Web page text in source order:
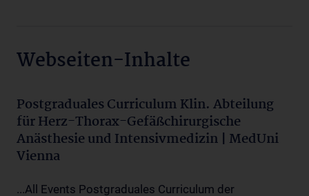
Webseiten-Inhalte
Postgraduales Curriculum Klin. Abteilung
für Herz-Thorax-Gefäßchirurgische
Anästhesie und Intensivmedizin | MedUni
Vienna
...All Events Postgraduales Curriculum der